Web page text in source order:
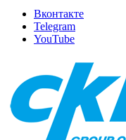
Вконтакте
Telegram
YouTube